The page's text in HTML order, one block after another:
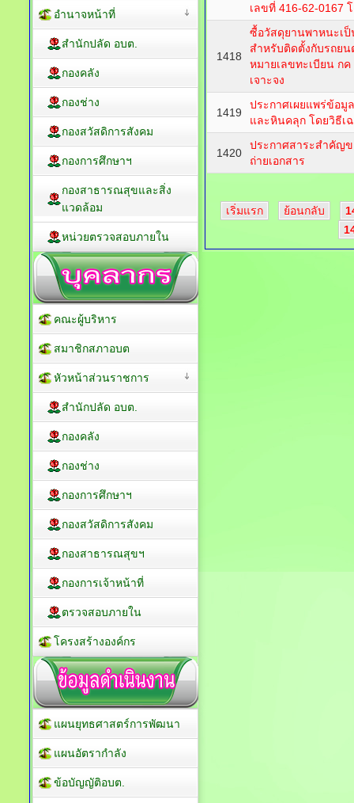
เลขที่ 416-62-0167
1418
ซื้อวัสดุยานพาหนะเ
สำหรับติดตั้งกับรถย
หมายเลขทะเบียน ก
เจาะจง
1419
ประกาศเผยแพร่ข้อมู
และหินคลุก โดยวิธีเฉ
1420
ประกาศสาระสำคัญ
ถ่ายเอกสาร
เริ่มแรก ย้อนกลับ
อำนาจหน้าที่
สำนักปลัด อบต.
กองคลัง
กองช่าง
กองสวัสดิการสังคม
กองการศึกษาฯ
กองสาธารณสุขและสิ่ง
แวดล้อม
หน่วยตรวจสอบภายใน
คณะผู้บริหาร
สมาชิกสภาอบต
หัวหน้าส่วนราชการ
สำนักปลัด อบต.
กองคลัง
กองช่าง
กองการศึกษาฯ
กองสวัสดิการสังคม
กองสาธารณสุขฯ
กองการเจ้าหน้าที่
ตรวจสอบภายใน
โครงสร้างองค์กร
แผนยุทธศาสตร์การพัฒนา
แผนอัตรากำลัง
ข้อบัญญัติอบต.